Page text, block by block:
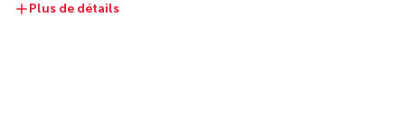
Plus de détails